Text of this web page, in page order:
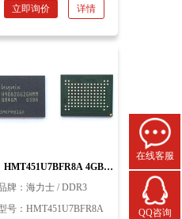
立即询价
详情
HMT451U7BFR8A 4GB
士
牌： 海力士 / DDR3
号： HMT451U7BFR8A
在线客服
QQ咨询